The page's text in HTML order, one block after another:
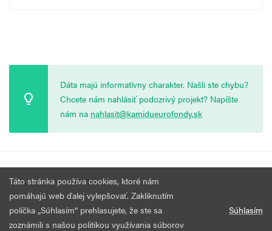
Dáta majú informatívny charakter. Našli ste chybu?
Chcete nám nahlásiť podozrivý projekt? Napíšte
nám na nahlasit@kamidueurofondy.sk
Všetky práva vyhradené.
Táto stránka používa cookies, ktoré nám
pomáhajú web ďalej vylepšovať. Zakliknutím
políčka „Súhlasím“ prehlasujete, že ste sa
zoznámili s našou politikou využívania súborov
Súhlasím